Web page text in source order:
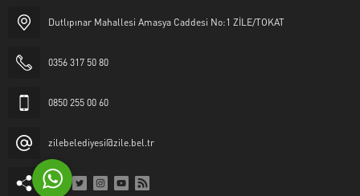
Dutlıpınar Mahallesi Amasya Caddesi No:1 ZİLE/TOKAT
0356 317 50 80
0850 255 00 60
zilebelediyesi@zile.bel.tr